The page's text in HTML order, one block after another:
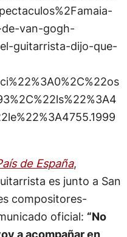
van-gogh-
guitarrista-dijo-que-
de España,
es junto a San
compositores-
oficial: “No
a acompañar en